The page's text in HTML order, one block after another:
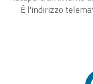
È l'indirizzo